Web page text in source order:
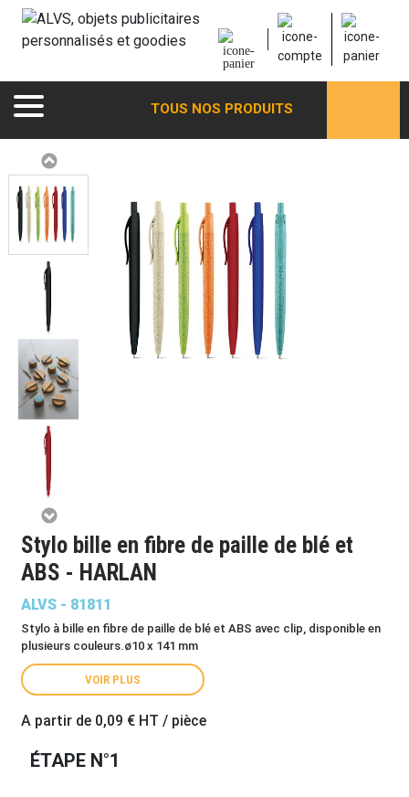
TOUS NOS PRODUITS
Stylo bille en fibre de paille de blé et
ABS - HARLAN
ALVS - 81811
Stylo à bille en fibre de paille de blé et ABS avec clip, disponible en
plusieurs couleurs.ø10 x 141 mm
VOIR PLUS
A partir de 0,09 € HT / pièce
ÉTAPE N°1